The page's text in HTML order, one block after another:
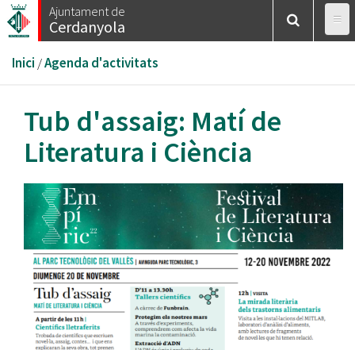
Vés
al
Ajuntament de
Cerdanyola
Esteu
aquí
Inici /Agenda d'activitats
Tub d'assaig: Matí de
Literatura i Ciència